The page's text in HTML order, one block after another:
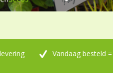
Vandaag besteld